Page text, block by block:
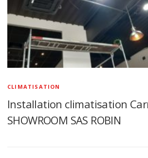
CLIMATISATION
Installation climatisation
SHOWROOM SAS ROBIN